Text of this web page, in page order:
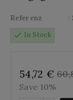
Referenz
:
check In Stock
54,72 €
Save 10%